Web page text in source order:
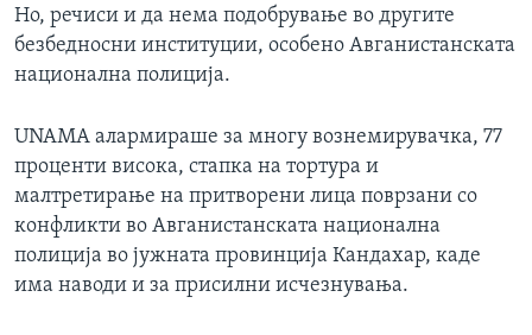
Но, речиси и да нема подобрување во другите
безбедносни институции, особено Авганистанската
национална полиција.
UNAMA алармираше за многу вознемирувачка, 77
проценти висока, стапка на тортура и
малтретирање на притворени лица поврзани со
конфликти во Авганистанската национална
полиција во јужната провинција Кандахар, каде
има наводи и за присилни исчезнувања.